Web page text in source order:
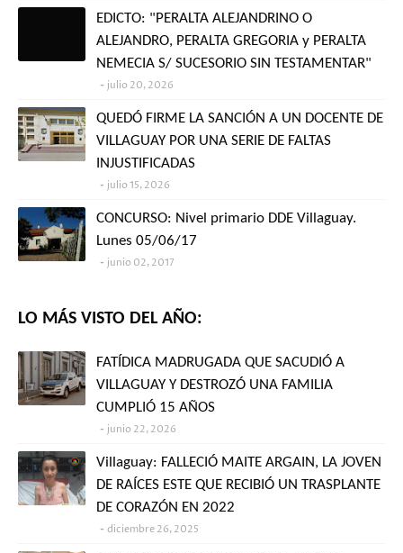
EDICTO: "PERALTA ALEJANDRINO O
ALEJANDRO, PERALTA GREGORIA y PERALTA
NEMECIA S/ SUCESORIO SIN TESTAMENTAR"
julio 20, 2026
QUEDÓ FIRME LA SANCIÓN A UN DOCENTE DE
VILLAGUAY POR UNA SERIE DE FALTAS
INJUSTIFICADAS
julio 15, 2026
CONCURSO: Nivel primario DDE Villaguay.
Lunes 05/06/17
junio 02, 2017
LO MÁS VISTO DEL AÑO:
FATÍDICA MADRUGADA QUE SACUDIÓ A
VILLAGUAY Y DESTROZÓ UNA FAMILIA
CUMPLIÓ 15 AÑOS
junio 22, 2026
Villaguay: FALLECIÓ MAITE ARGAIN, LA JOVEN
DE RAÍCES ESTE QUE RECIBIÓ UN TRASPLANTE
DE CORAZÓN EN 2022
diciembre 26, 2025